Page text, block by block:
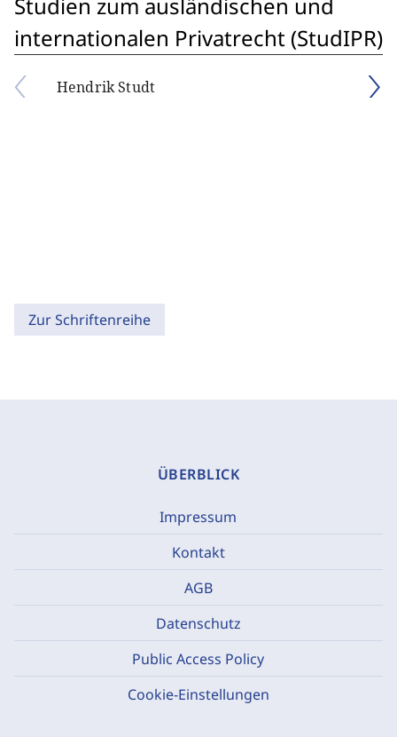
internationalen Privatrecht (StudIPR)
Hendrik Studt
Zur Schriftenreihe
ÜBERBLICK
Impressum
Kontakt
AGB
Datenschutz
Public Access Policy
Cookie-Einstellungen